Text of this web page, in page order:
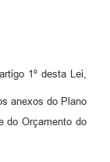
1º desta Lei,
anexos do Plano
do Orçamento do